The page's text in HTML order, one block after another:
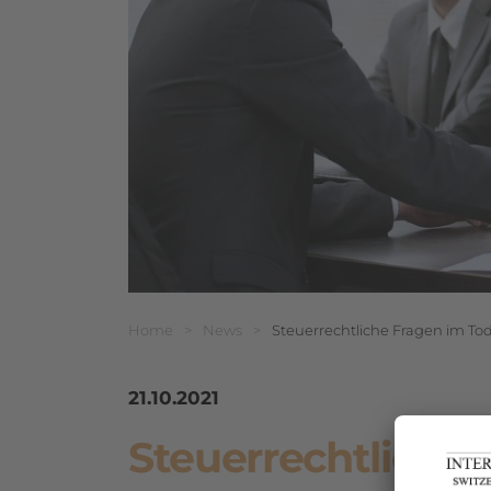
Sie befinden sich hier:
Home News Steuerrechtliche Fragen im
21.10.2021
Steuerrechtliche